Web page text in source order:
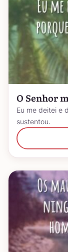
O Senhor
Eu me deitei e
sustentou.